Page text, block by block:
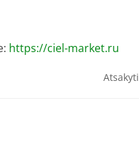
https://ciel-market.ru
Atsakyti